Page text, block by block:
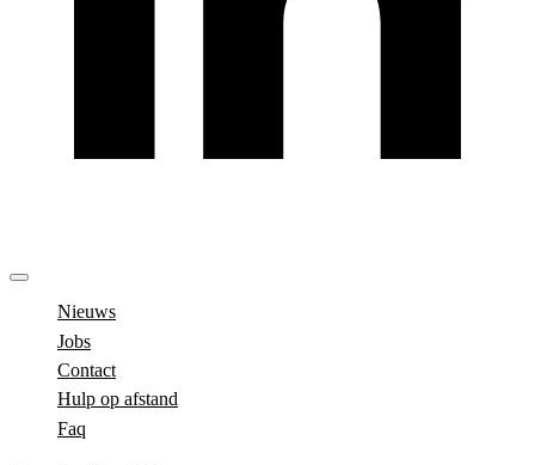
Nieuws
Jobs
Contact
Hulp op afstand
Faq